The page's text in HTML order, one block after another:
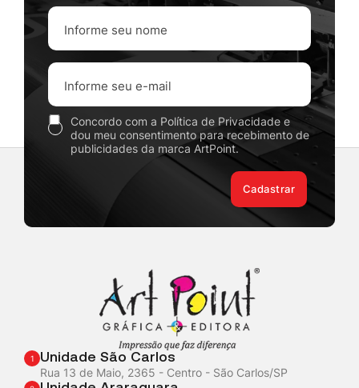
Concordo com a Política de Privacidade e
dou meu consentimento para recebimento de
publicidades da marca ArtPoint.
Cadastrar
1 Unidade São Carlos
Rua 13 de Maio, 2365 - Centro - São Carlos/SP